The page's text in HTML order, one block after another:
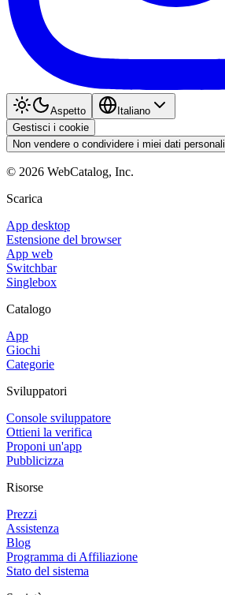
Aspetto
Italiano
Gestisci i cookie
Non vendere o condividere i miei dati personali
© 2026 WebCatalog, Inc.
Scarica
App desktop
Estensione del browser
App web
Switchbar
Singlebox
Catalogo
App
Giochi
Categorie
Sviluppatori
Console sviluppatore
Ottieni la verifica
Proponi un'app
Pubblicizza
Risorse
Prezzi
Assistenza
Blog
Programma di Affiliazione
Stato del sistema